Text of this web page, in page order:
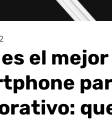
el mejor